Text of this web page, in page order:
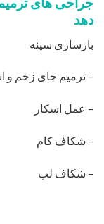
دهد
بازسازی سینه
– ترمیم جای زخم و
– عمل اسکار
– شکاف کام
– شکاف لب